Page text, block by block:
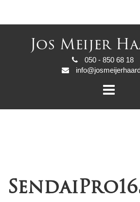
Jos Meijer
050 - 850 68 18